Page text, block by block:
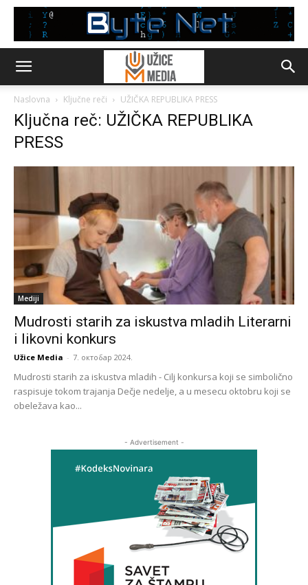
Naslovna Ključne reči UŽIČKA REPUBLIKA PRESS
Ključna reč: UŽIČKA REPUBLIKA
PRESS
Mediji
Mudrosti starih za iskustva mladih Literarni
i likovni konkurs
Užice Media - 7. октобар 2024.
Mudrosti starih za iskustva mladih - Cilj konkursa koji se simbolično
raspisuje tokom trajanja Dečje nedelje, a u mesecu oktobru koji se
obeležava kao...
- Advertisement -